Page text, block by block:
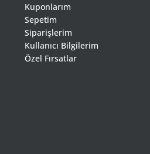
Kuponlarım
Sepetim
Siparişlerim
Kullanıcı Bilgilerim
Özel Fırsatlar